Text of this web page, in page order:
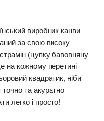
виробник канви
за свою високу
(цупку бавовняну
на кожному перетині
квадратик, ніби
та акуратно
легко і просто!